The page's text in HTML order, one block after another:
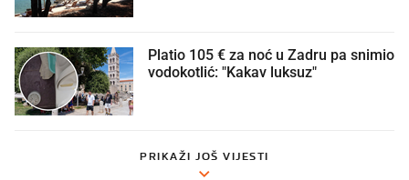
Platio 105 € za noć u Zadru pa snimio
vodokotlić: "Kakav luksuz"
PRIKAŽI JOŠ VIJESTI